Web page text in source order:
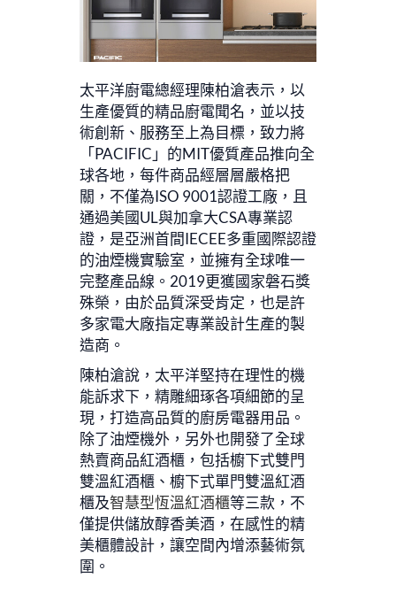
太平洋廚電總經理陳柏滄表示，以
生產優質的精品廚電聞名，並以技
術創新、服務至上為目標，致力將
「PACIFIC」的MIT優質產品推向全
球各地，每件商品經層層嚴格把
關，不僅為ISO 9001認證工廠，且
通過美國UL與加拿大CSA專業認
證，是亞洲首間IECEE多重國際認證
的油煙機實驗室，並擁有全球唯一
完整產品線。2019更獲國家磐石獎
殊榮，由於品質深受肯定，也是許
多家電大廠指定專業設計生產的製
造商。
陳柏滄說，太平洋堅持在理性的機
能訴求下，精雕細琢各項細節的呈
現，打造高品質的廚房電器用品。
除了油煙機外，另外也開發了全球
熱賣商品紅酒櫃，包括櫥下式雙門
雙溫紅酒櫃、櫥下式單門雙溫紅酒
櫃及智慧型恆溫紅酒櫃等三款，不
僅提供儲放醇香美酒，在感性的精
美櫃體設計，讓空間內增添藝術氛
圍。